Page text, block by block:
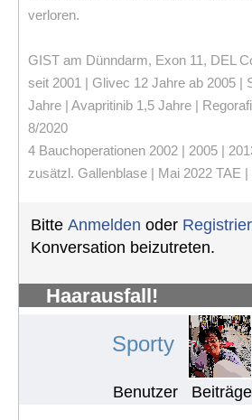
verloren.
GIST am Dünndarm, Exon 11, DEL
seit 2001 | Glivec 12 Jahre ab 2005 |
Jahre | Avapritinib 1,5 Jahre |
8/2020
4 Bauchoperationen 2002 | 2005 |
zusätzl. Gallenblase | Mai 2022 TAE |
Bitte Anmelden oder
Konversation beizutreten.
Haarausfall!
Sporty
Benutzer